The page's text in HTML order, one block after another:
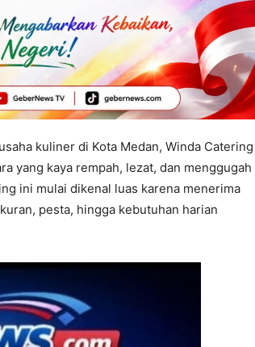
kuliner di Kota Medan, Winda Catering
yang kaya rempah, lezat, dan menggugah
ini mulai dikenal luas karena menerima
pesta, hingga kebutuhan harian